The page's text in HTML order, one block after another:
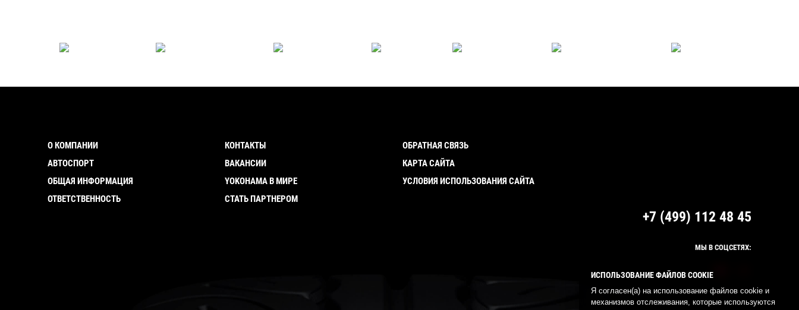
О КОМПАНИИ
АВТОСПОРТ
ОБЩАЯ ИНФОРМАЦИЯ
ОТВЕТСТВЕННОСТЬ
КОНТАКТЫ
ВАКАНСИИ
YOKOHAMA В МИРЕ
СТАТЬ ПАРТНЕРОМ
ОБРАТНАЯ СВЯЗЬ
КАРТА САЙТА
УСЛОВИЯ ИСПОЛЬЗОВАНИЯ САЙТА
+7 (499) 112 48 45
МЫ В СОЦСЕТЯХ:
ИСПОЛЬЗОВАНИЕ ФАЙЛОВ COOKIE
Я согласен(а) на использование файлов cookie и
механизмов отслеживания, которые используются